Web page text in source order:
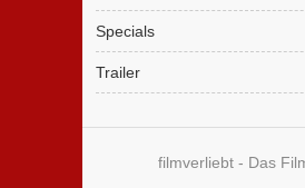
Specials
Trailer
filmverliebt - Das